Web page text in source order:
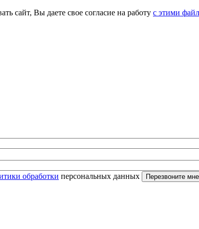
сайт, Вы даете свое согласие на работу с этими
обработки персональных данных